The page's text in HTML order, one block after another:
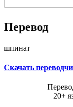
Перевод
шпинат
Скачать
20+